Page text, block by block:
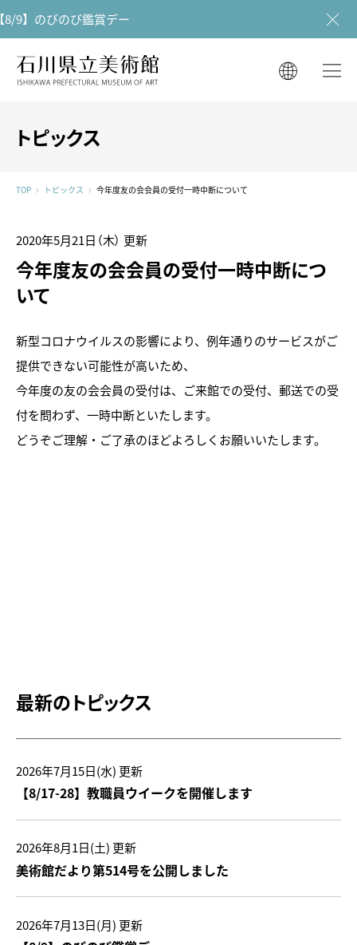
9】のびのび鑑賞デー
繁體中文
トピックス
TOP トピックス 今年度友の会会員の受付一時中断について
2020年5月21日（木） 更新
今年度友の会会員の受付一時中断につ
いて
新型コロナウイルスの影響により、例年通りのサービスがご
提供できない可能性が高いため、
今年度の友の会会員の受付は、ご来館での受付、郵送での受
付を問わず、一時中断といたします。
どうぞご理解・ご了承のほどよろしくお願いいたします。
最新のトピックス
2026年7月15日(水) 更新
【8/17-28】教職員ウイークを開催します
2026年8月1日(土) 更新
美術館だより第514号を公開しました
2026年7月13日(月) 更新
石川県文化財保存修復工房
简体中文